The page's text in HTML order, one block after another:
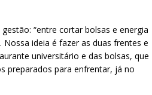
“entre cortar bolsas e energia
ideia é fazer as duas frentes e
universitário e das bolsas, que
preparados para enfrentar, já no